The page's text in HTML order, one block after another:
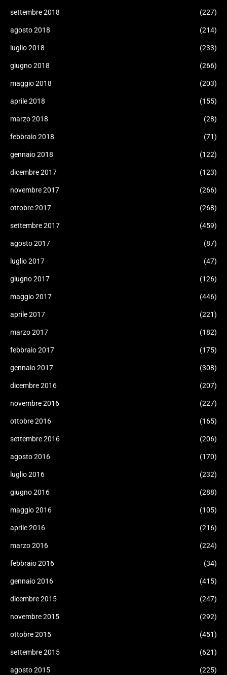
settembre 2018 (227)
agosto 2018 (214)
luglio 2018 (233)
giugno 2018 (266)
maggio 2018 (203)
aprile 2018 (155)
marzo 2018 (28)
febbraio 2018 (71)
gennaio 2018 (122)
dicembre 2017 (123)
novembre 2017 (266)
ottobre 2017 (268)
settembre 2017 (459)
agosto 2017 (87)
luglio 2017 (47)
giugno 2017 (126)
maggio 2017 (446)
aprile 2017 (221)
marzo 2017 (182)
febbraio 2017 (175)
gennaio 2017 (308)
dicembre 2016 (207)
novembre 2016 (227)
ottobre 2016 (165)
settembre 2016 (206)
agosto 2016 (170)
luglio 2016 (232)
giugno 2016 (288)
maggio 2016 (105)
aprile 2016 (216)
marzo 2016 (224)
febbraio 2016 (34)
gennaio 2016 (415)
dicembre 2015 (247)
novembre 2015 (292)
ottobre 2015 (451)
settembre 2015 (621)
agosto 2015 (225)